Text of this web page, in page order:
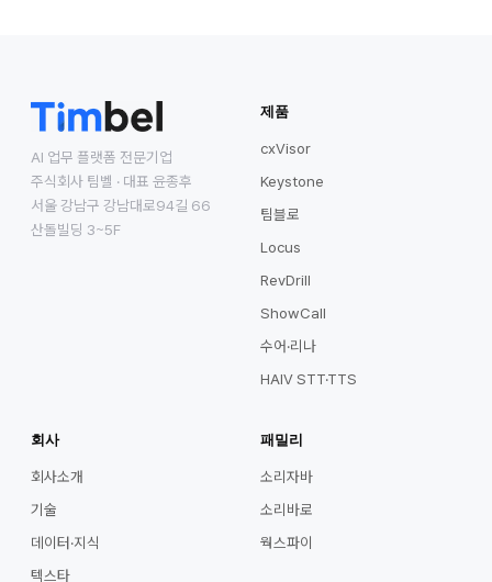
AI 업무 플랫폼 전문기업
주식회사 팀벨 · 대표 윤종후
서울 강남구 강남대로94길 66
산돌빌딩 3~5F
제품
cxVisor
Keystone
팀블로
Locus
RevDrill
ShowCall
수어·리나
HAIV STT·TTS
회사
회사소개
기술
데이터·지식
텍스타
패밀리
소리자바
소리바로
웍스파이